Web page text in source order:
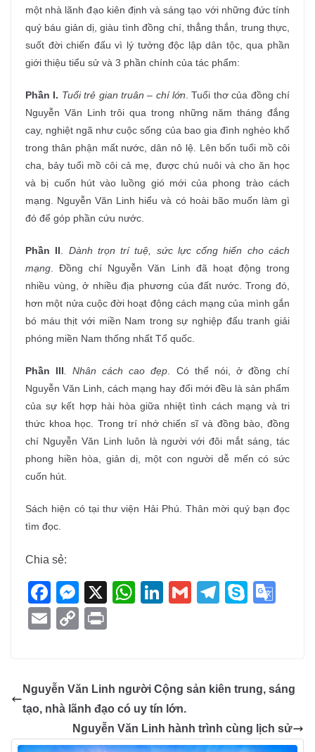
một nhà lãnh đạo kiên định và sáng tạo với những đức tính
quý báu giản dị, giàu tình đồng chí, thẳng thắn, trung thực,
suốt đời chiến đấu vì lý tưởng độc lập dân tộc, qua phần
giới thiệu tiểu sử và 3 phần chính của tác phẩm:
Phần I. Tuổi trẻ gian truân – chí lớn . Tuổi thơ của đồng chí
Nguyễn Văn Linh trôi qua trong những năm tháng đắng
cay, nghiệt ngã như cuộc sống của bao gia đình nghèo khổ
trong thân phận mất nước, dân nô lệ. Lên bốn tuổi mồ côi
cha, bảy tuổi mồ côi cả mẹ, được chú nuôi và cho ăn học
và bị cuốn hút vào luồng gió mới của phong trào cách
mạng. Nguyễn Văn Linh hiểu và có hoài bão muốn làm gì
đó để góp phần cứu nước.
Phần II
Dành trọn trí tuệ, sức lực cống hiến cho cách
mạng . Đồng chí Nguyễn Văn Linh đã hoạt động trong
nhiều vùng, ở nhiều địa phương của đất nước. Trong đó,
hơn một nửa cuộc đời hoạt động cách mạng của mình gắn
bó máu thịt với miền Nam trong sự nghiệp đấu tranh giải
phóng miền Nam thống nhất Tổ quốc.
Phần III . Nhân cách cao đẹp . Có thể nói, ở đồng chí
Nguyễn Văn Linh, cách mạng hay đổi mới đều là sản phẩm
của sự kết hợp hài hòa giữa nhiệt tình cách mạng và tri
thức khoa học. Trong trí nhớ chiến sĩ và đồng bào, đồng
chí Nguyễn Văn Linh luôn là người với đôi mắt sáng, tác
phong hiền hòa, giản dị, một con người dễ mến có sức
cuốn hút.
Sách hiện có tại thư viện Hải Phú. Thân mời quý bạn đọc
tìm đọc.
Chia sẻ:
F
a
c
b
o
M
e
ss
n
g
er
X
W
A
p
p
Li
dI
n
G
T
a
S
e
a
E
C
y
Li
n
Nguyễn Văn Linh người Cộng sản kiên trung, sáng
tạo, nhà lãnh đạo có uy tín lớn.
Nguyễn Văn Linh hành trình cùng lịch sử